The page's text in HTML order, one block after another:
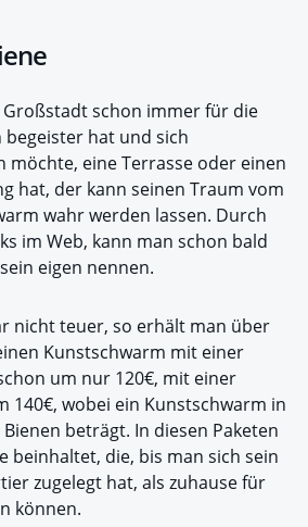
schon immer für die
begeister hat und sich
möchte, eine Terrasse oder einen
hat, der kann seinen Traum vom
wahr werden lassen. Durch
im Web, kann man schon bald
eigen nennen.
nicht teuer, so erhält man über
Kunstschwarm mit einer
um nur 120€, mit einer
140€, wobei ein Kunstschwarm in
beträgt. In diesen Paketen
beinhaltet, die, bis man sich sein
zugelegt hat, als zuhause für
können.